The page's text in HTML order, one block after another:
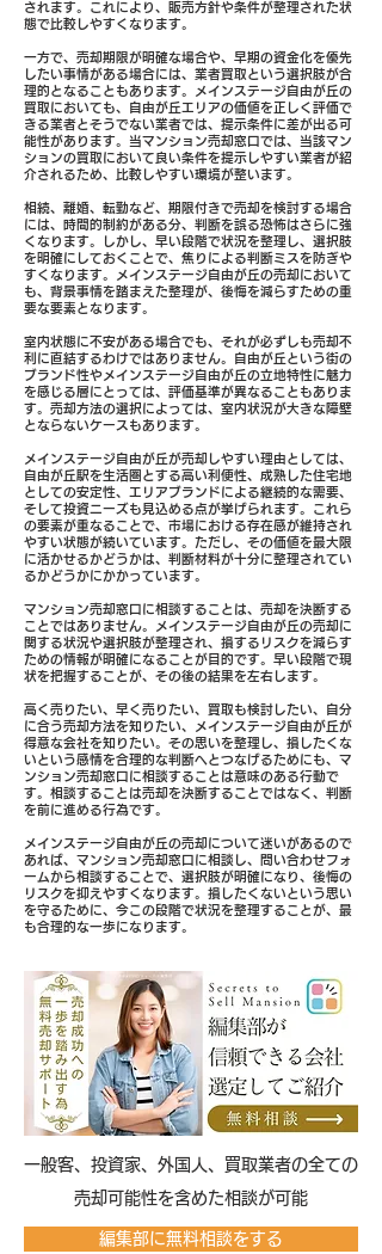
されます。これにより、販売方針や条件が整理された状
態で比較しやすくなります。
一方で、売却期限が明確な場合や、早期の資金化を優先
したい事情がある場合には、業者買取という選択肢が合
理的となることもあります。メインステージ自由が丘の
買取においても、自由が丘エリアの価値を正しく評価で
きる業者とそうでない業者では、提示条件に差が出る可
能性があります。当マンション売却窓口では、当該マン
ションの買取において良い条件を提示しやすい業者が紹
介されるため、比較しやすい環境が整います。
相続、離婚、転勤など、期限付きで売却を検討する場合
には、時間的制約がある分、判断を誤る恐怖はさらに強
くなります。しかし、早い段階で状況を整理し、選択肢
を明確にしておくことで、焦りによる判断ミスを防ぎや
すくなります。メインステージ自由が丘の売却において
も、背景事情を踏まえた整理が、後悔を減らすための重
要な要素となります。
室内状態に不安がある場合でも、それが必ずしも売却不
利に直結するわけではありません。自由が丘という街の
ブランド性やメインステージ自由が丘の立地特性に魅力
を感じる層にとっては、評価基準が異なることもありま
す。売却方法の選択によっては、室内状況が大きな障壁
とならないケースもあります。
メインステージ自由が丘が売却しやすい理由としては、
自由が丘駅を生活圏とする高い利便性、成熟した住宅地
としての安定性、エリアブランドによる継続的な需要、
そして投資ニーズも見込める点が挙げられます。これら
の要素が重なることで、市場における存在感が維持され
やすい状態が続いています。ただし、その価値を最大限
に活かせるかどうかは、判断材料が十分に整理されてい
るかどうかにかかっています。
マンション売却窓口に相談することは、売却を決断する
ことではありません。メインステージ自由が丘の売却に
関する状況や選択肢が整理され、損するリスクを減らす
ための情報が明確になることが目的です。早い段階で現
状を把握することが、その後の結果を左右します。
高く売りたい、早く売りたい、買取も検討したい、自分
に合う売却方法を知りたい、メインステージ自由が丘が
得意な会社を知りたい。その思いを整理し、損したくな
いという感情を合理的な判断へとつなげるためにも、マ
ンション売却窓口に相談することは意味のある行動で
す。相談することは売却を決断することではなく、判断
を前に進める行為です。
メインステージ自由が丘の売却について迷いがあるので
あれば、マンション売却窓口に相談し、問い合わせフォ
ームから相談することで、選択肢が明確になり、後悔の
リスクを抑えやすくなります。損したくないという思い
を守るために、今この段階で状況を整理することが、最
も合理的な一歩になります。
​一般客、投資家、外国人、買取業者の全ての
売却可能性を含めた相談が可能
編集部に無料相談をする